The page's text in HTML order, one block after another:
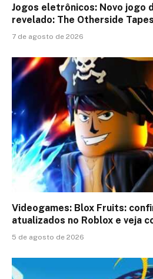
Jogos eletrônicos: Novo jogo
revelado: The Otherside
7 de agosto de 2026
Videogames: Blox Fruits:
atualizados no Roblox e veja
5 de agosto de 2026